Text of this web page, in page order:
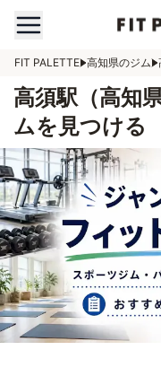
FIT PALETTE 高知県のジム
高須駅（高知
ムを見つける